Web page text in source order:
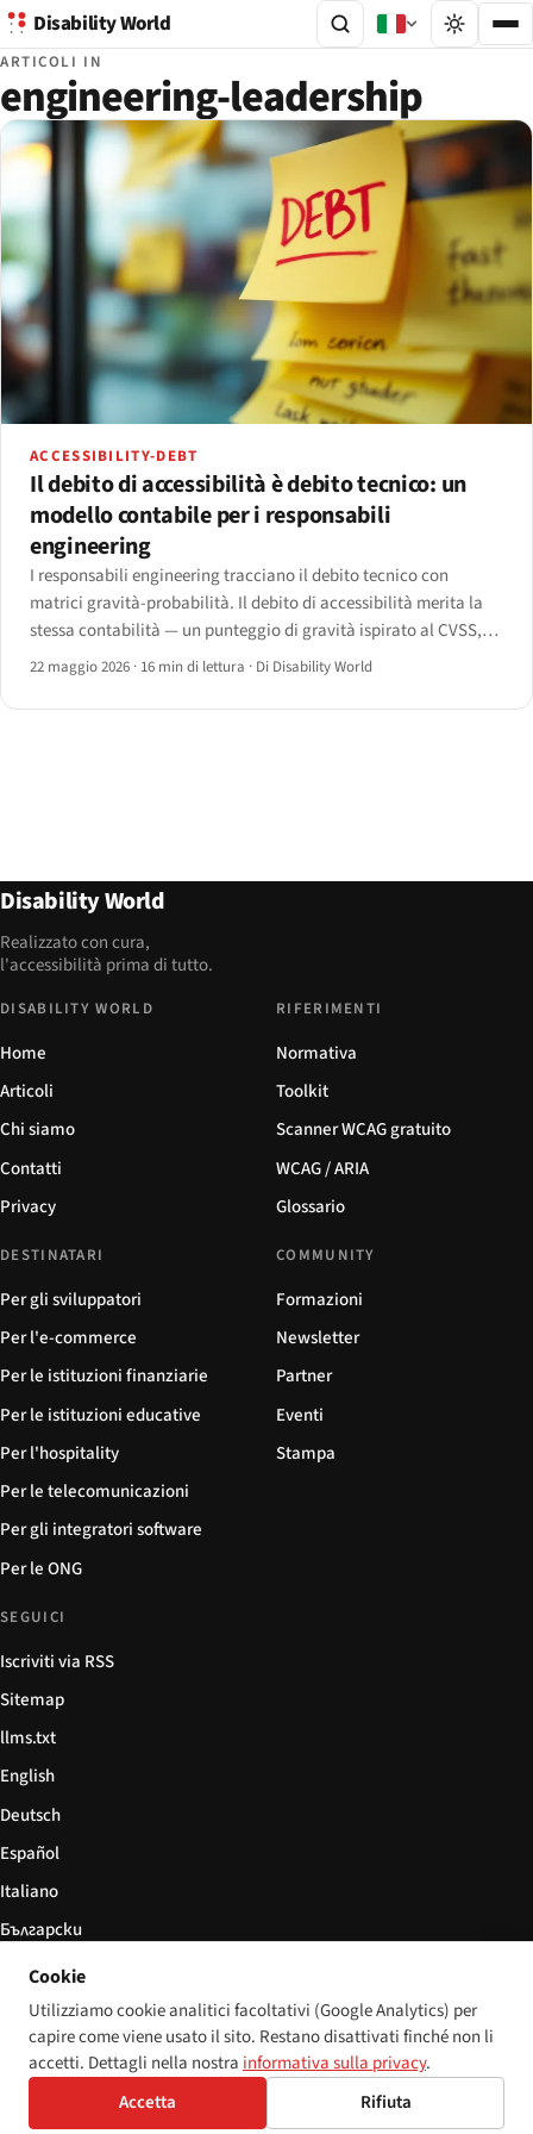
Disability World
ARTICOLI IN
engineering-leadership
ACCESSIBILITY-DEBT
Il debito di accessibilità è debito tecnico: un
modello contabile per i responsabili
engineering
I responsabili engineering tracciano il debito tecnico con
matrici gravità-probabilità. Il debito di accessibilità merita la
stessa contabilità — un punteggio di gravità ispirato al CVSS,
uno stimatore dei costi di correzione, una vista di portafoglio e
22 maggio 2026 · 16 min di lettura · Di Disability World
Disability World
Realizzato con cura,
l'accessibilità prima di tutto.
DISABILITY WORLD
Home
Articoli
Chi siamo
Contatti
Privacy
RIFERIMENTI
Normativa
Toolkit
Scanner WCAG gratuito
WCAG / ARIA
Glossario
DESTINATARI
Per gli sviluppatori
Per l'e-commerce
Per le istituzioni finanziarie
Per le istituzioni educative
Per l'hospitality
Per le telecomunicazioni
Per gli integratori software
Per le ONG
COMMUNITY
Formazioni
Newsletter
Partner
Eventi
Stampa
SEGUICI
Iscriviti via RSS
Sitemap
llms.txt
English
Deutsch
Español
Italiano
Български
简体中文
© 2026 Disability World. Tutti i diritti riservati. Impostazioni cookie
DeutschEspañol 简体中文Polski
Cookie
Utilizziamo cookie analitici facoltativi (Google Analytics) per
capire come viene usato il sito. Restano disattivati finché non li
accetti. Dettagli nella nostra informativa sulla privacy.
Accetta
Rifiuta